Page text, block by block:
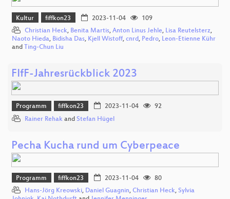
Kultur fiffkon23 2023-11-04
109
Christian Heck, Benita Martis, Anton Linus Jehle, Lisa Reutelsterz,
Naoto Hieda, Bidisha Das, Kjell Wistoff, cnrd, Pedro, Leon-Etienne Kühr
and Ting-Chun Liu
FIfF-Jahresrückblick 2023
Programm fiffkon23 2023-11-04
92
Rainer Rehak and Stefan Hügel
Pecha Kucha rund um Cyberpeace
Programm fiffkon23 2023-11-04
80
Hans-Jörg Kreowski, Daniel Guagnin, Christian Heck, Sylvia